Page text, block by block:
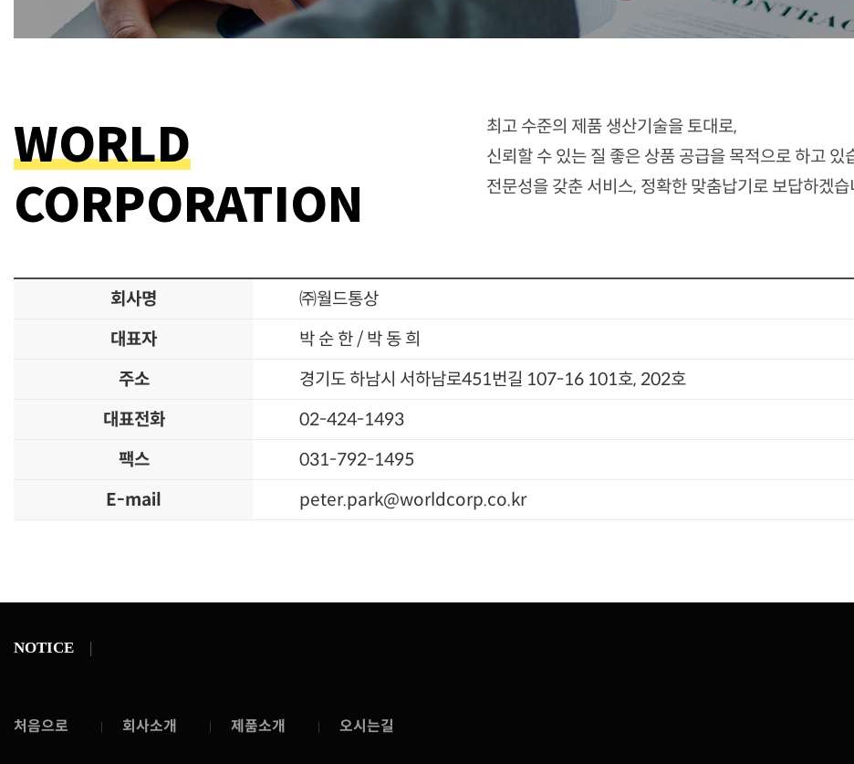
WORLD
CORPORATION
최고 수준의 제품 생산기술을 토대로,
신뢰할 수 있는 질 좋은 상품 공급을 목적으로 하고 있
전문성을 갖춘 서비스, 정확한 맞춤납기로 보답하겠습
회사명
㈜월드통상
대표자
박 순 한 / 박 동 희
주소
경기도 하남시 서하남로451번길 107-16 101호, 202호
대표전화
02-424-1493
팩스
031-792-1495
E-mail
peter.park@worldcorp.co.kr
NOTICE
처음으로 회사소개 제품소개 오시는길